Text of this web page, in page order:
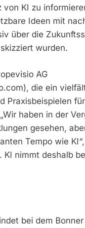
KI zu
Ideen mit
über die
wurden.
AG
die ein
Praxisbeispielen
haben in der
gesehen,
Tempo wie
KI nimmt deshalb
bei dem